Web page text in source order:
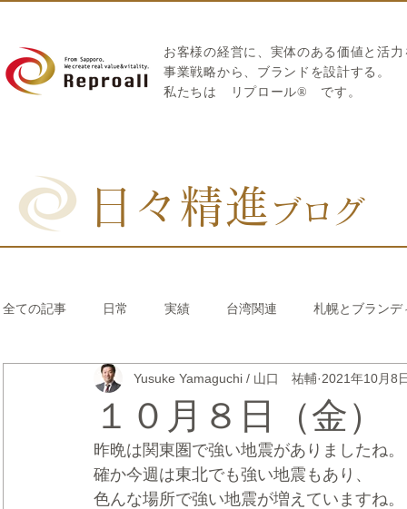
お客様の経営に、実体のある価値と活
​事業戦略から、ブランドを設計する。
私たちは
リプロール® です。
日々精進 ブログ
全ての記事 日常 実績 台湾関連 札幌とブランデ
リブランディング® さとうきび繊維のストロー 中国
CRMブランディング® デジタルマーケティングブランデ
１０月８日（金
Yusuke Yamaguchi / 山口 祐輔 2021年10月8
昨晩は関東圏で強い地震がありましたね。
確か今週は東北でも強い地震もあり、
色んな場所で強い地震が増えていますね。